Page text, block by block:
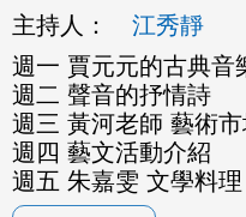
主持人：
江秀靜
週一 賈元元的古典音
週二 聲音的抒情詩
週三 黃河老師 藝術
週四 藝文活動介紹
週五 朱嘉雯 文學料理